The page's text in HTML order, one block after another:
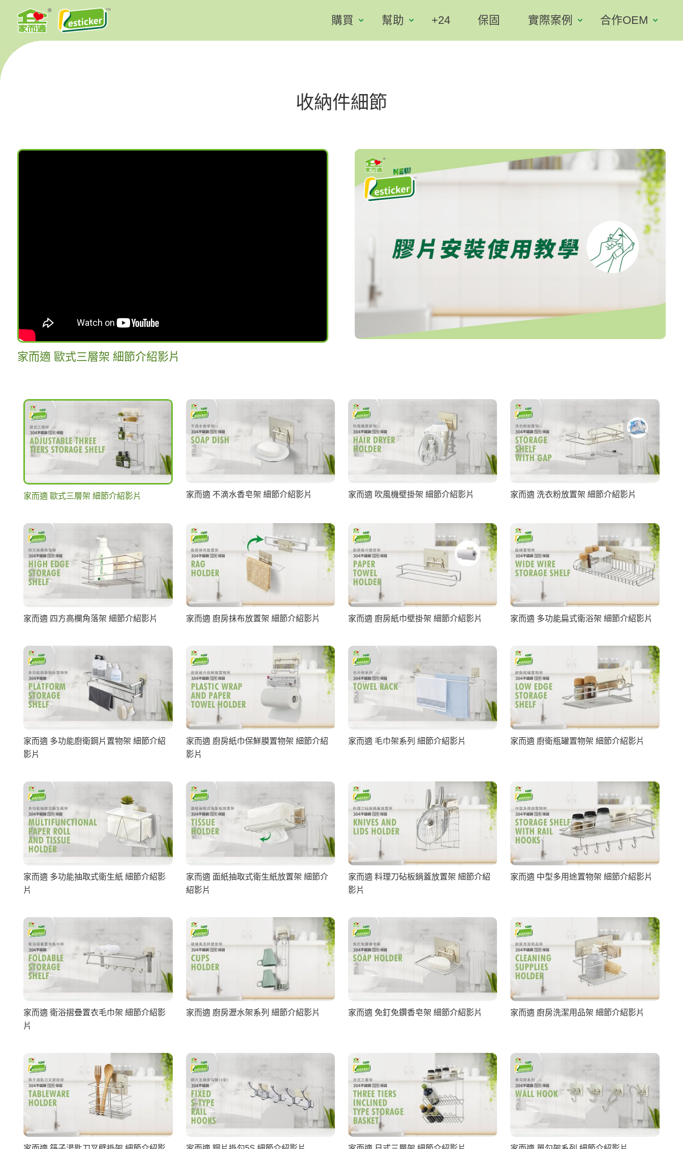
購買 幫助 +24 保固 實際案例 合作OEM
收納件細節
家而適 歐式三層架 細節介紹影片
家而適 歐式三層架 細節介紹影片 家而適 不滴水香皂架 細節介紹影片 家而適 吹風機壁掛架 細節介紹影片 家而適 洗衣粉放置架 細節介紹影片
家而適 四方高欄角落架 細節介紹影片 家而適 廚房抹布放置架 細節介紹影片 家而適 廚房紙巾壁掛架 細節介紹影片 家而適 多功能扁式衛浴架 細節介紹影片
家而適 多功能廚衛鋼片置物架 細節介紹
影片
家而適 廚房紙巾保鮮膜置物架 細節介紹
影片
家而適 毛巾架系列 細節介紹影片 家而適 廚衛瓶罐置物架 細節介紹影片
家而適 多功能抽取式衛生紙 細節介紹影
片
家而適 面紙抽取式衛生紙放置架 細節介
紹影片
家而適 料理刀砧板鍋蓋放置架 細節介紹
影片
家而適 中型多用途置物架 細節介紹影片
家而適 衛浴摺疊置衣毛巾架 細節介紹影
片
家而適 廚房瀝水架系列 細節介紹影片 家而適 免釘免鑽香皂架 細節介紹影片 家而適 廚房洗潔用品架 細節介紹影片